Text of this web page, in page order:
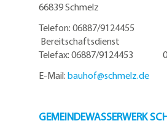
66839 Schmelz
Telefon: 06887/9124455
Bereitschaftsdienst
Telefax: 06887/9124453
E-Mail: bauhof@schmelz.de
GEMEINDEWASSERWERK